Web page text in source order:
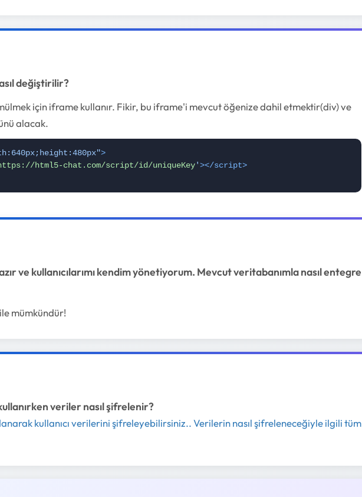
değiştirilir?
için iframe kullanır. Fikir, bu iframe'i mevcut öğenize dahil etmektir(div) ve
alacak.
>
html5-chat.com/script/id/uniqueKey'></script>
ve kullanıcılarımı kendim yönetiyorum. Mevcut veritabanımla nasıl entegre
mümkündür!
veriler nasıl şifrelenir?
kullanıcı verilerini şifreleyebilirsiniz..Verilerin nasıl şifreleneceğiyle ilgili tüm